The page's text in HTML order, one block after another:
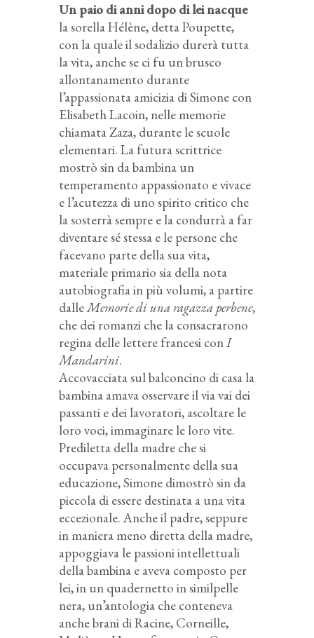
Un paio di anni dopo di lei nacque
la sorella Hélène, detta Poupette,
con la quale il sodalizio durerà tutta
la vita, anche se ci fu un brusco
allontanamento durante
l’appassionata amicizia di Simone con
Elisabeth Lacoin, nelle memorie
chiamata Zaza, durante le scuole
elementari. La futura scrittrice
mostrò sin da bambina un
temperamento appassionato e vivace
e l’acutezza di uno spirito critico che
la sosterrà sempre e la condurrà a far
diventare sé stessa e le persone che
facevano parte della sua vita,
materiale primario sia della nota
autobiografia in più volumi, a partire
dalleMemorie di una ragazza perbene,
che dei romanzi che la consacrarono
regina delle lettere francesi conI
Mandarini.
Accovacciata sul balconcino di casa la
bambina amava osservare il via vai dei
passanti e dei lavoratori, ascoltare le
loro voci, immaginare le loro vite.
Prediletta della madre che si
occupava personalmente della sua
educazione, Simone dimostrò sin da
piccola di essere destinata a una vita
eccezionale. Anche il padre, seppure
in maniera meno diretta della madre,
appoggiava le passioni intellettuali
della bambina e aveva composto per
lei, in un quadernetto in similpelle
nera, un’antologia che conteneva
anche brani di Racine, Corneille,